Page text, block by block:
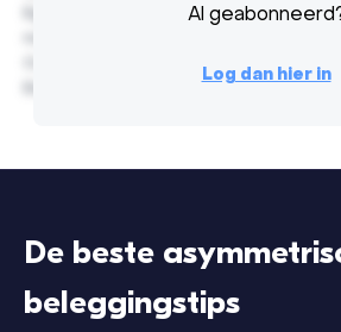
Egestas nunc pellentesque turpis
Est vitae nec eleifend risus ultricies
Al
Log dan hier in
De beste
beleggingstips